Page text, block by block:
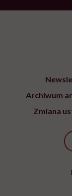
Archiwum
Zmiana